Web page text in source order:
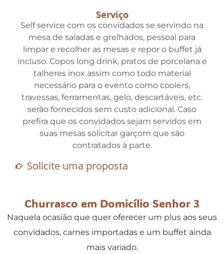
Serviço
Self service com os convidados se servindo na
mesa de saladas e grelhados, pessoal para
limpar e recolher as mesas e repor o buffet já
incluso. Copos long drink, pratos de porcelana e
talheres inox assim como todo material
necessário para o evento como coolers,
travessas, ferramentas, gelo, descartáveis, etc.
serão fornecidos sem custo adicional. Caso
prefira que os convidados sejam servidos em
suas mesas solicitar garçom que são
contratados à parte.
Solicite uma proposta
Churrasco em Domicílio Senhor 3
Naquela ocasião que quer oferecer um plus aos seus
convidados, carnes importadas e um buffet ainda
mais variado.